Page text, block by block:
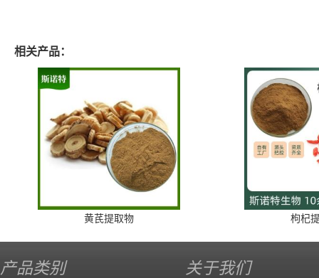
相关产品：
黄芪提取物 枸杞
产品类别 关于我们